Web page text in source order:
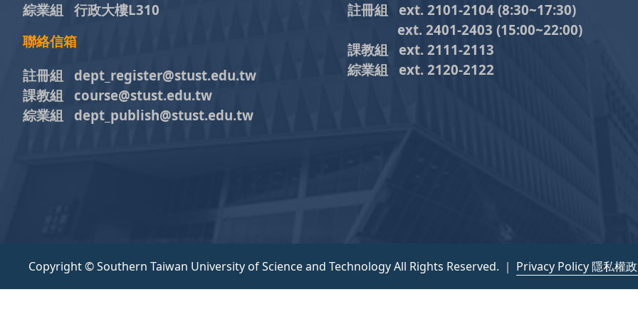
註冊組 ext. 2101-2104 (8:30~17:30)
ext. 2401-2403 (15:00~22:00)
課教組 ext. 2111-2113
綜業組
ext. 2120-2122
綜業組 行政大樓L310
聯絡信箱
註冊組 dept_register@stust.edu.tw
課教組 course@stust.edu.tw
綜業組 dept_publish@stust.edu.tw
Copyright © Southern Taiwan University of Science and Technology All Rights Reserved. ｜ Privacy Policy 隱私權